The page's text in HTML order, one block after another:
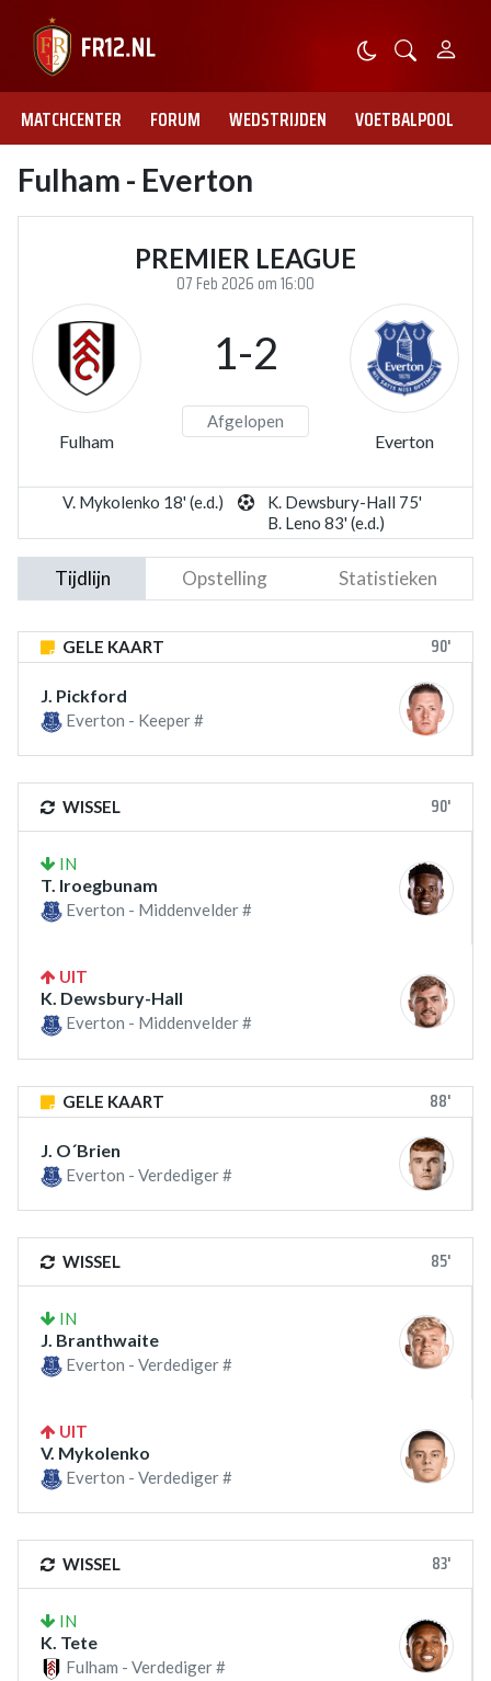
MATCHCENTER FORUM WEDSTRIJDEN VOETBALPOOL
Fulham - Everton
PREMIER LEAGUE
07 Feb 2026 om 16:00
Fulham
1-2
Afgelopen
Everton
V. Mykolenko 18' (e.d.)
K. Dewsbury-Hall 75'
B. Leno 83' (e.d.)
Tijdlijn Opstelling Statistieken
GELE KAART 90'
J. Pickford
Everton - Keeper #
WISSEL 90'
IN
T. Iroegbunam
Everton - Middenvelder #
UIT
K. Dewsbury-Hall
Everton - Middenvelder #
GELE KAART 88'
J. O´Brien
Everton - Verdediger #
WISSEL 85'
IN
J. Branthwaite
Everton - Verdediger #
UIT
V. Mykolenko
Everton - Verdediger #
WISSEL 83'
IN
K. Tete
Fulham - Verdediger #